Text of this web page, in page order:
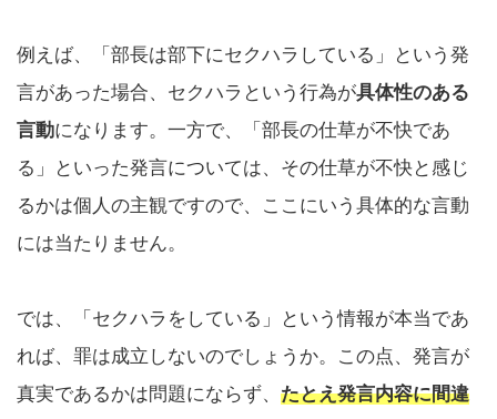
例えば、「部長は部下にセクハラしている」という発
言があった場合、セクハラという行為が具体性のある
言動になります。一方で、「部長の仕草が不快であ
る」といった発言については、その仕草が不快と感じ
るかは個人の主観ですので、ここにいう具体的な言動
には当たりません。
では、「セクハラをしている」という情報が本当であ
れば、罪は成立しないのでしょうか。この点、発言が
真実であるかは問題にならず、 たとえ発言内容に間違